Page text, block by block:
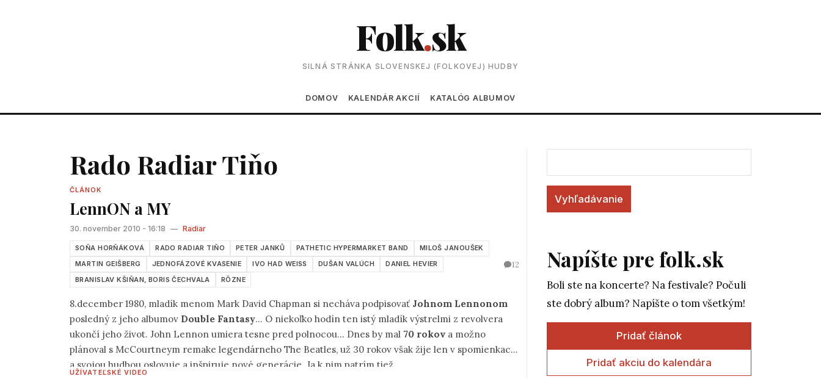
Folk.sk
SILNÁ STRÁNKA SLOVENSKEJ (FOLKOVEJ) HUDBY
Main navigation
DOMOV KALENDÁR AKCIÍ KATALÓG ALBUMOV
Rado Radiar Tiňo
ČLÁNOK
LennON a MY
30. november 2010 - 16:18 — Radiar
SOŇA HORŇÁKOVÁ RADO RADIAR TIŇO PETER JANKŮ PATHETIC HYPERMARKET BAND
MILOŠ JANOUŠEK
MARTIN GEIŠBERG
JEDNOFÁZOVÉ KVASENIE IVO HAD WEISS DUŠAN VALÚCH
DANIEL HEVIER
BRANISLAV KŠIŇAN, BORIS ČECHVALA
RÔZNE
12
8.december 1980, mladík menom Mark David Chapman si necháva podpisovať Johnom Lennonom
posledný z jeho albumov Double Fantasy... O niekoľko hodín ten istý mladík výstrelmi z revolvera
ukončí jeho život. John Lennon umiera tesne pred polnocou... Dnes by mal 70 rokov a možno
plánoval s McCourtneym remake legendárneho The Beatles, už 30 rokov však žije len v spomienkach
a svojou hudbou oslovuje a inšpiruje nové generácie. Ja k nim patrím tiež.
UŽÍVATEĽSKÉ VIDEO
Napíšte pre folk.sk
Boli ste na koncerte? Na festivale? Počuli
ste dobrý album? Napíšte o tom všetkým!
Pridať článok
Pridať akciu do kalendára